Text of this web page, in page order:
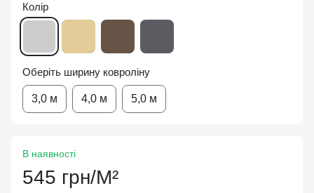
Колір
Оберіть ширину ковроліну
3,0 м 4,0 м 5,0 м
В наявності
545 грн/М²